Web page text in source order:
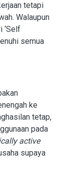
tetapi
Walaupun
‘Self
semua
ke
tetap,
pada
active
supaya